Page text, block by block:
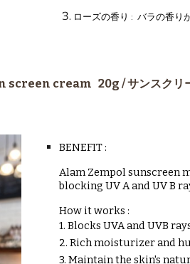
ローズの香り : バラの香り
screen cream 20g / サンスクリ
BENEFIT :
Alam Zempol sunscreen
blocking UV A and UV B
How it works :
1. Blocks UVA and UVB
2. Rich moisturizer and
3. Maintain the skin's